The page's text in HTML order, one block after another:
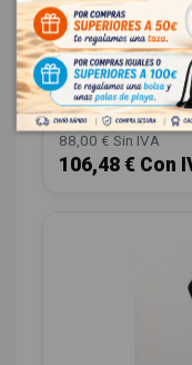
ALTERNADOR
BMW C 600 SPORT
OEM:FH020CA
ID:1043922
88,00 € Sin IVA
106,48 € Con